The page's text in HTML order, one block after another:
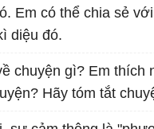
Em có thể chia sẻ
diệu đó.
chuyện gì? Em thích
Hãy tóm tắt